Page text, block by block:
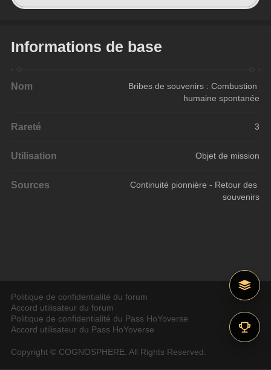
Informations de base
Nom
Bribes de souvenirs : Combustion
humaine spontanée
Rareté 3
Utilisation Objet de mission
Sources
Continuité pionnière - Retour des
souvenirs
Politique de confidentialité du forum
Accord utilisateur du forum
Politique de confidentialité du Pass HoYoverse
Accord utilisateur du Pass HoYoverse
Copyright © COGNOSPHERE. All Rights Reserved.